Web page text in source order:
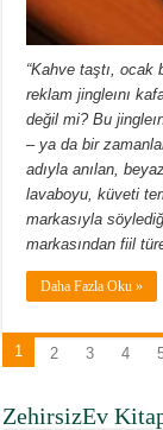
“Kahve taştı, ocak
reklam jingleını
değil mi? Bu
– ya da bir
adıyla anılan,
lavaboyu, küveti
markasıyla
markasından fiil
Daha Fazla Oku »
1 2 3 4
ZehirsizEv